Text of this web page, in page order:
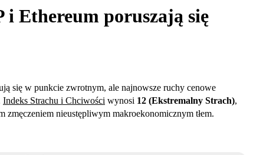
i Ethereum poruszają się
się w punkcie zwrotnym, ale najnowsze ruchy cenowe
Indeks Strachu i Chciwości wynosi 12 (Ekstremalny Strach),
zmęczeniem nieustępliwym makroekonomicznym tłem.